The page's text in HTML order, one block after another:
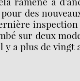
des
sur deux
y a plus de vingt